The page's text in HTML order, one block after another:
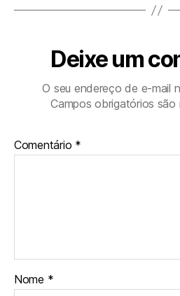
Deixe um
O seu endereço de e-mail
Campos obrigatórios
Comentário *
Nome *